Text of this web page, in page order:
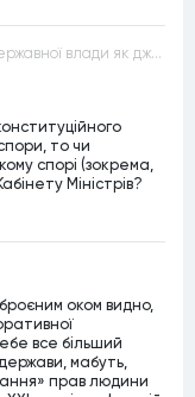
Акти Кабінету Міністрів та інших органів державної влади як джерела конституційного права
то чи
спорі (зокрема,
Міністрів?
оком видно,
все більший
мабуть,
прав людини